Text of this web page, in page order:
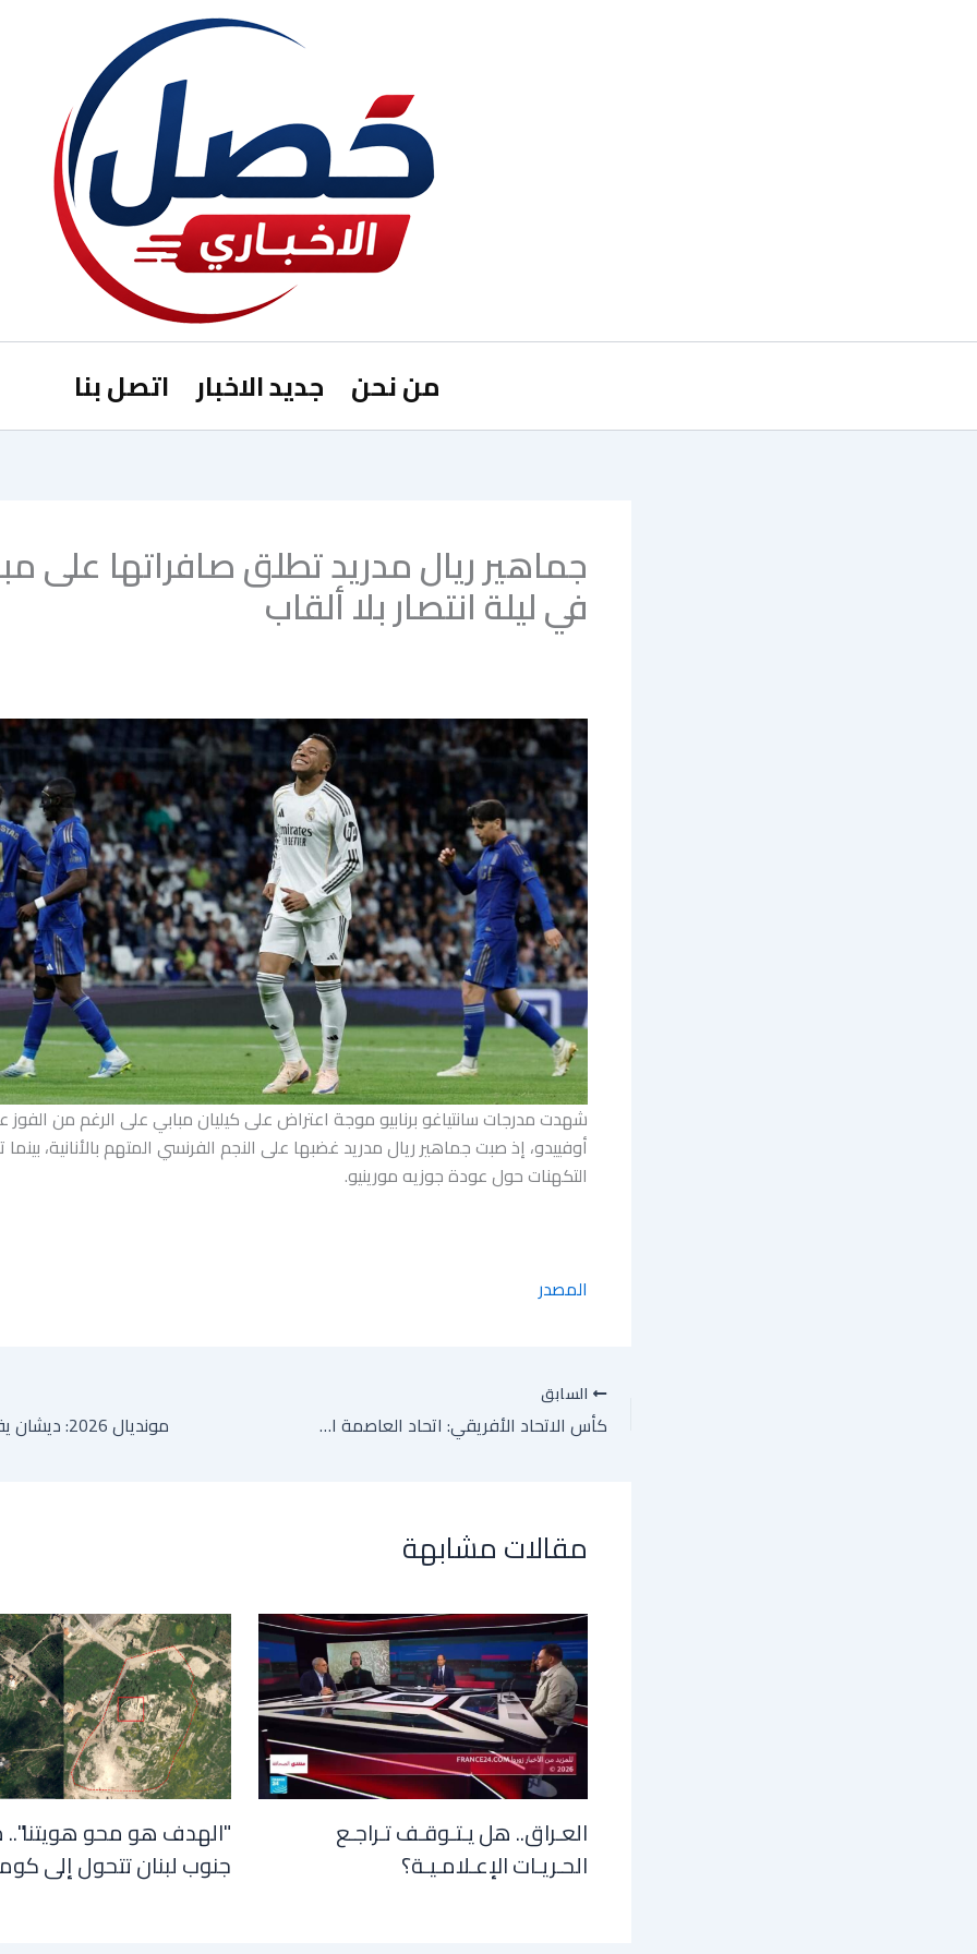
من نحن جديد الاخبار اتصل بنا
جماهير ريال مدريد تطلق صافراتها على
في ليلة انتصار بلا ألقاب
شهدت مدرجات سانتياغو برنابيو موجة اعتراض على كيليان مبابي على الرغم من الفوز
أوفييدو، إذ صبت جماهير ريال مدريد غضبها على النجم الفرنسي المتهم بالأنانية، بينما
التكهنات حول عودة جوزيه مورينيو.
المصدر
السابق
كأس الاتحاد الأفريقي: اتحاد العاصمة الجزائري يطمح إلى ثاني لقب قاري في مواجهة نارية مع الزمالك
مقالات مشابهة
العـراق.. هل يـتـوقـف تـراجـع
الحـريـات الإعـلامـيـة؟
"الهدف هو محو هويتنا"..
جنوب لبنان تتحول إلى